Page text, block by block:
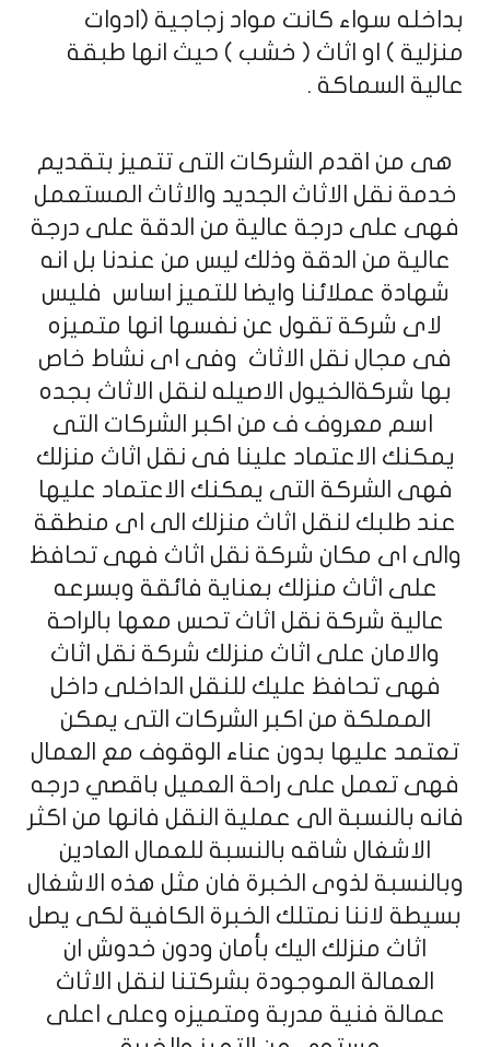
بداخله سواء كانت مواد زجاجية (ادوات
منزلية ) او اثاث ( خشب ) حيث انها طبقة
عالية السماكة .
هى من اقدم الشركات التى تتميز بتقديم
خدمة نقل الاثاث الجديد والاثاث المستعمل
فهى على درجة عالية من الدقة على درجة
عالية من الدقة وذلك ليس من عندنا بل انه
شهادة عملائنا وايضا للتميز اساس فليس
لاى شركة تقول عن نفسها انها متميزه
فى مجال نقل الاثاث وفى اى نشاط خاص
بها شركةالخيول الاصيله لنقل الاثاث بجده
اسم معروف ف من اكبر الشركات التى
يمكنك الاعتماد علينا فى نقل اثاث منزلك
فهى الشركة التى يمكنك الاعتماد عليها
عند طلبك لنقل اثاث منزلك الى اى منطقة
والى اى مكان شركة نقل اثاث فهى تحافظ
على اثاث منزلك بعناية فائقة وبسرعه
عالية شركة نقل اثاث تحس معها بالراحة
والامان على اثاث منزلك شركة نقل اثاث
فهى تحافظ عليك للنقل الداخلى داخل
المملكة من اكبر الشركات التى يمكن
تعتمد عليها بدون عناء الوقوف مع العمال
فهى تعمل على راحة العميل باقصي درجه
فانه بالنسبة الى عملية النقل فانها من اكثر
الاشغال شاقه بالنسبة للعمال العادين
وبالنسبة لذوى الخبرة فان مثل هذه الاشغال
بسيطة لاننا نمتلك الخبرة الكافية لكى يصل
اثاث منزلك اليك بأمان ودون خدوش ان
العمالة الموجودة بشركتنا لنقل الاثاث
عمالة فنية مدربة ومتميزه وعلى اعلى